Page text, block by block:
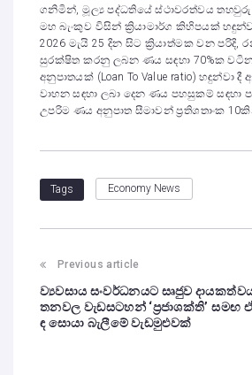
ගනිමින්, මූල්‍ය පද්ධතියේ ස්ථාවරත්වය තහවුරු
මහ බැංකුව විසින් ක්‍රියාමාර්ග කිහිපයක්
2026 මැයි 25 දින සිට ක්‍රියාත්මක වන
සුරක්ෂිත කරනු ලබන ණය සඳහා 70%ක
අනුපාතයක් (Loan To Value ratio) හඳුන්වා
වාහන සඳහා ලබා දෙන ණය පහසුකම්
උපරිම ණය අනුපාත සීමාවන් ප්‍රතිශතාංක
Tags Economy News
Previous article
ව්‍යවසාය සංවර්ධනයට සෘජුව
තනවල වැඩසටහන් ‘ප්‍රජාශක්ති’ සමඟ
ඳ සොයා බැලීමේ වැඩමුළුවක්